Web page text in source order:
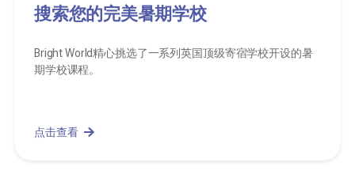
搜索您的完美暑期学校
Bright World精心挑选了一系列英国顶级寄宿学校开设的暑
期学校课程。
点击查看